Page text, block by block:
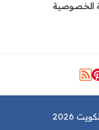
الخصوصية
2026